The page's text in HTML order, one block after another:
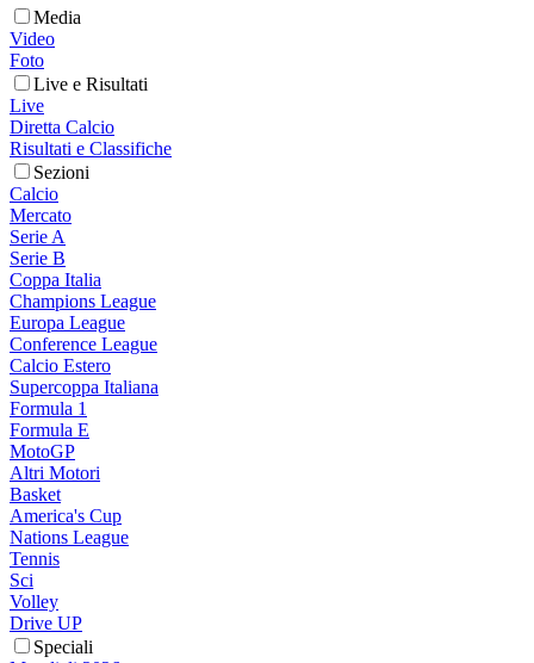
Media
Video
Foto
Live e Risultati
Live
Diretta Calcio
Risultati e Classifiche
Sezioni
Calcio
Mercato
Serie A
Serie B
Coppa Italia
Champions League
Europa League
Conference League
Calcio Estero
Supercoppa Italiana
Formula 1
Formula E
MotoGP
Altri Motori
Basket
America's Cup
Nations League
Tennis
Sci
Volley
Drive UP
Speciali